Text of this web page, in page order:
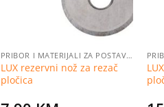
PRIBOR I MATERIJALI ZA POSTAVLJANJE PLOČICA
LUX rezervni nož za rezač
pločica